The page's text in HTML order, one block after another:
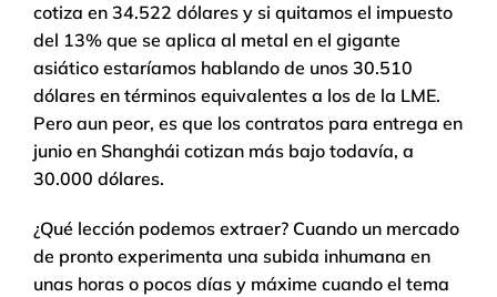
cotiza en 34.522 dólares y si quitamos el impuesto
del 13% que se aplica al metal en el gigante
asiático estaríamos hablando de unos 30.510
dólares en términos equivalentes a los de la LME.
Pero aun peor, es que los contratos para entrega en
junio en Shanghái cotizan más bajo todavía, a
30.000 dólares.
¿Qué lección podemos extraer? Cuando un mercado
de pronto experimenta una subida inhumana en
unas horas o pocos días y máxime cuando el tema